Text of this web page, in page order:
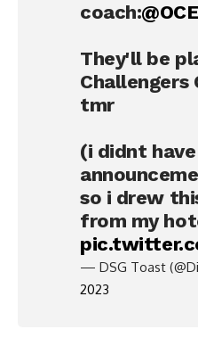
coach:
They'll be
Challengers
tmr
(i didnt
so i drew
from my
— DSG Toast
2023